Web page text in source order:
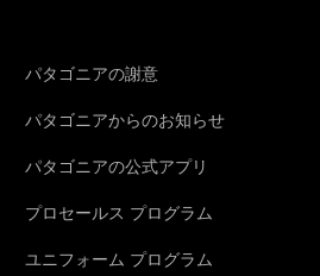
パタゴニアの謝意
パタゴニアからのお知らせ
パタゴニアの公式アプリ
プロセールス プログラム
ユニフォーム プログラム